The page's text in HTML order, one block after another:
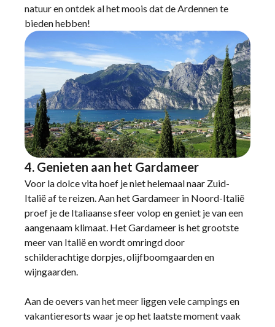
natuur en ontdek al het moois dat de Ardennen te
bieden hebben!
4. Genieten aan het Gardameer
Voor la dolce vita hoef je niet helemaal naar Zuid-
Italië af te reizen. Aan het Gardameer in Noord-Italië
proef je de Italiaanse sfeer volop en geniet je van een
aangenaam klimaat. Het Gardameer is het grootste
meer van Italië en wordt omringd door
schilderachtige dorpjes, olijfboomgaarden en
wijngaarden.
Aan de oevers van het meer liggen vele campings en
vakantieresorts waar je op het laatste moment vaak